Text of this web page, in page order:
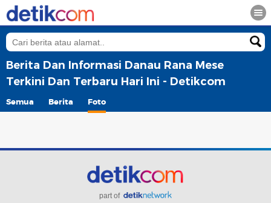
Berita Dan Informasi Danau Rana Mese
Terkini Dan Terbaru Hari Ini - Detikcom
Semua Berita Foto
part of